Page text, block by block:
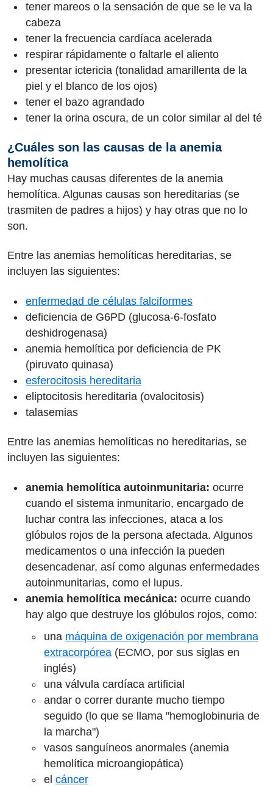
tener mareos o la sensación de que se le va la
cabeza
tener la frecuencia cardíaca acelerada
respirar rápidamente o faltarle el aliento
presentar ictericia (tonalidad amarillenta de la
piel y el blanco de los ojos)
tener el bazo agrandado
tener la orina oscura, de un color similar al del té
¿Cuáles son las causas de la anemia
hemolítica
Hay muchas causas diferentes de la anemia
hemolítica. Algunas causas son hereditarias (se
trasmiten de padres a hijos) y hay otras que no lo
son.
Entre las anemias hemolíticas hereditarias, se
incluyen las siguientes:
enfermedad de células falciformes
deficiencia de G6PD (glucosa-6-fosfato
deshidrogenasa)
anemia hemolítica por deficiencia de PK
(piruvato quinasa)
esferocitosis hereditaria
eliptocitosis hereditaria (ovalocitosis)
talasemias
Entre las anemias hemolíticas no hereditarias, se
incluyen las siguientes:
anemia hemolítica autoinmunitaria: ocurre
cuando el sistema inmunitario, encargado de
luchar contra las infecciones, ataca a los
glóbulos rojos de la persona afectada. Algunos
medicamentos o una infección la pueden
desencadenar, así como algunas enfermedades
autoinmunitarias, como el lupus.
anemia hemolítica mecánica: ocurre cuando
hay algo que destruye los glóbulos rojos, como:
una máquina de oxigenación por membrana
extracorpórea (ECMO, por sus siglas en
inglés)
una válvula cardíaca artificial
andar o correr durante mucho tiempo
seguido (lo que se llama "hemoglobinuria de
la marcha")
vasos sanguíneos anormales (anemia
hemolítica microangiopática)
el cáncer